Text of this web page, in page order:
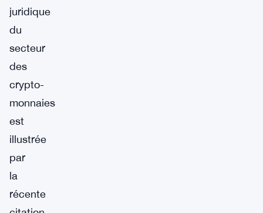
juridique
du
secteur
des
crypto-
monnaies
est
illustrée
par
la
récente